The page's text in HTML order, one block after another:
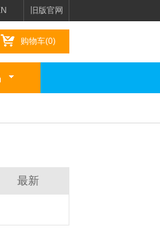
旧版官网
购物车(0)
最新